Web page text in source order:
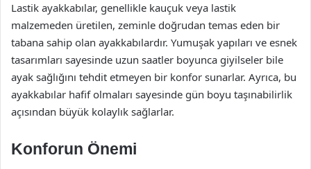
Lastik ayakkabılar, genellikle kauçuk veya lastik
malzemeden üretilen, zeminle doğrudan temas eden bir
tabana sahip olan ayakkabılardır. Yumuşak yapıları ve esnek
tasarımları sayesinde uzun saatler boyunca giyilseler bile
ayak sağlığını tehdit etmeyen bir konfor sunarlar. Ayrıca, bu
ayakkabılar hafif olmaları sayesinde gün boyu taşınabilirlik
açısından büyük kolaylık sağlarlar.
Konforun Önemi